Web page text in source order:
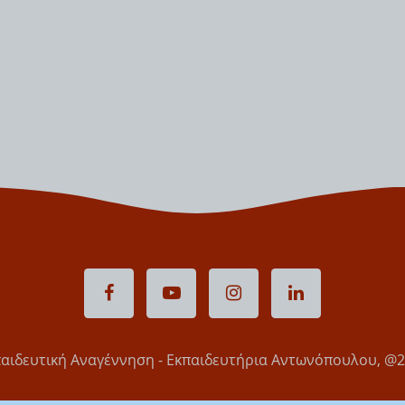
Αναγέννηση - Εκπαιδευτήρια Αντωνόπουλου,